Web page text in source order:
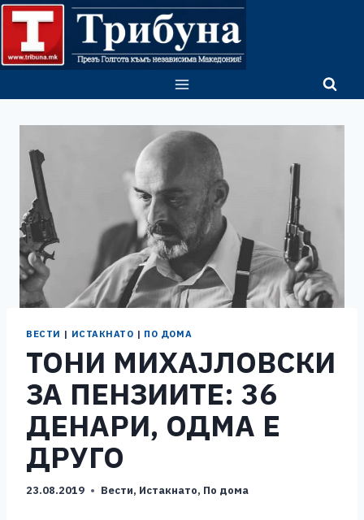
Skip
content
ВЕСТИ | ИСТАКНАТО | ПО ДОМА
ТОНИ МИХАЈЛОВСКИ
ЗА ПЕНЗИИТЕ: 36
ДЕНАРИ, ОДМА Е
ДРУГО
23.08.2019 Вести, Истакнато, По дома